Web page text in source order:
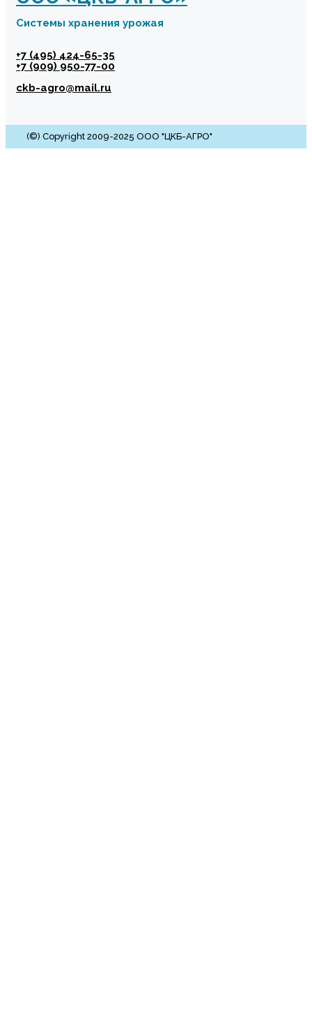
Системы хранения урожая
+7 (495) 424-65-35
+7 (909) 950-77-00
сkb-agro@mail.ru
(©) Copyright 2009-2025 ООО "ЦКБ-АГРО"